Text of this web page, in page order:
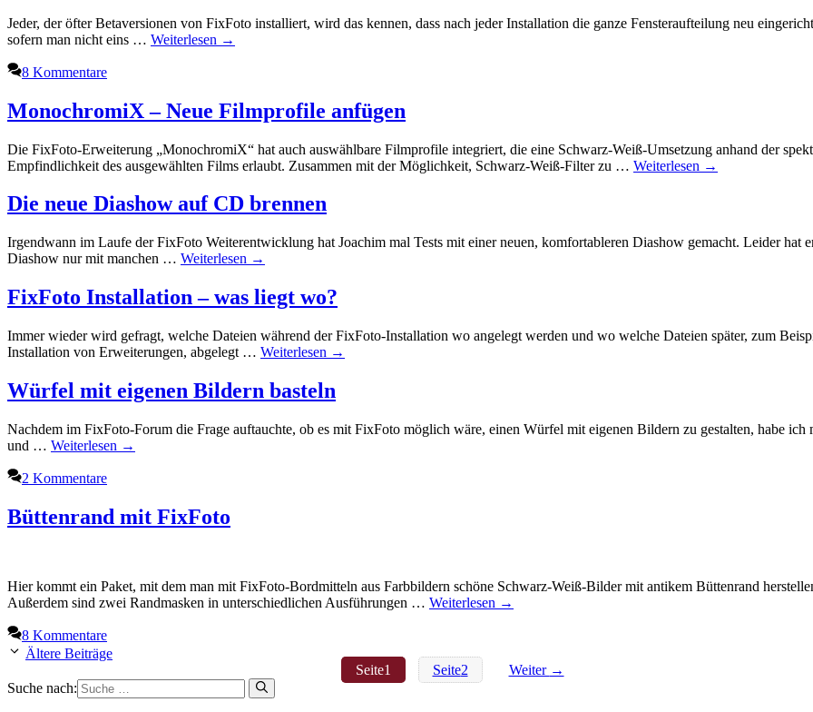
Jeder, der öfter Betaversionen von FixFoto installiert, wird das kennen, dass nach jeder Installation die ganze Fensteraufteilung neu
sofern man nicht eins … Weiterlesen →
8 Kommentare
MonochromiX – Neue Filmprofile anfügen
Die FixFoto-Erweiterung „MonochromiX“ hat auch auswählbare Filmprofile integriert, die eine Schwarz-Weiß-Umsetzung anhand der
Empfindlichkeit des ausgewählten Films erlaubt. Zusammen mit der Möglichkeit, Schwarz-Weiß-Filter zu … Weiterlesen →
Die neue Diashow auf CD brennen
Irgendwann im Laufe der FixFoto Weiterentwicklung hat Joachim mal Tests mit einer neuen, komfortableren Diashow gemacht. Leider hat
Diashow nur mit manchen … Weiterlesen →
FixFoto Installation – was liegt wo?
Immer wieder wird gefragt, welche Dateien während der FixFoto-Installation wo angelegt werden und wo welche Dateien später, zum
Installation von Erweiterungen, abgelegt … Weiterlesen →
Würfel mit eigenen Bildern basteln
Nachdem im FixFoto-Forum die Frage auftauchte, ob es mit FixFoto möglich wäre, einen Würfel mit eigenen Bildern zu gestalten, habe ich
und … Weiterlesen →
2 Kommentare
Büttenrand mit FixFoto
Hier kommt ein Paket, mit dem man mit FixFoto-Bordmitteln aus Farbbildern schöne Schwarz-Weiß-Bilder mit antikem Büttenrand
Außerdem sind zwei Randmasken in unterschiedlichen Ausführungen … Weiterlesen →
8 Kommentare
Ältere Beiträge
Seite1 Seite2 Weiter →
Suche nach: